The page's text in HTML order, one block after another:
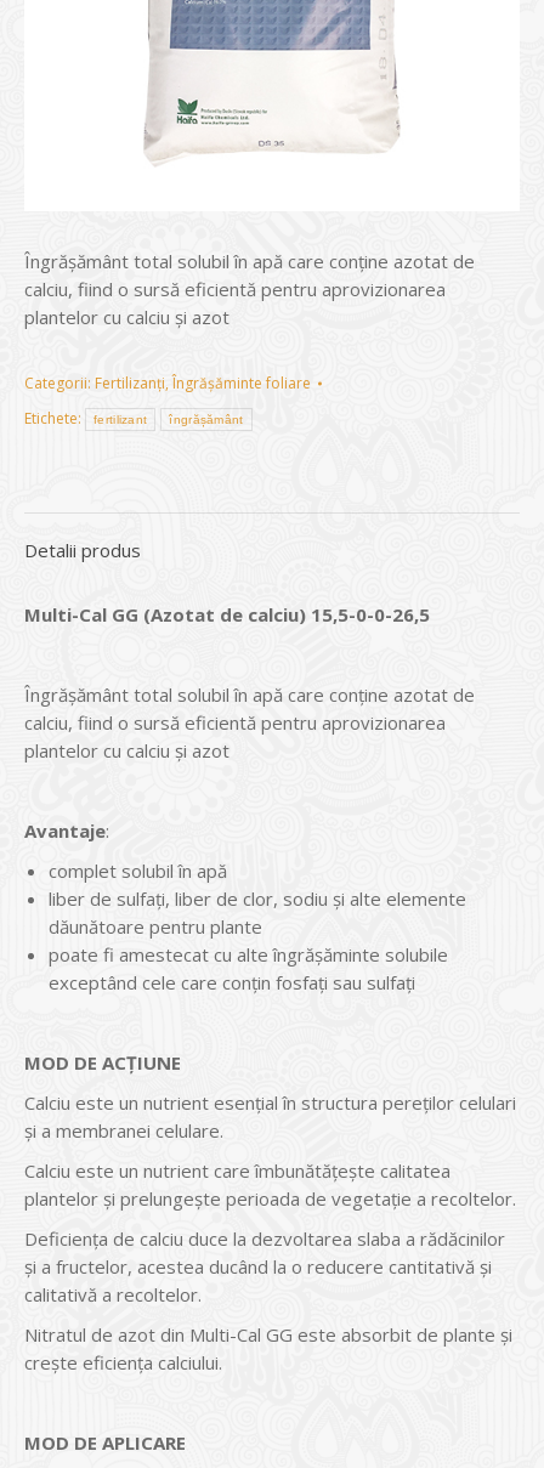
Îngrășământ total solubil în apă care conține azotat de
calciu, fiind o sursă eficientă pentru aprovizionarea
plantelor cu calciu și azot
Categorii: Fertilizanți,Îngrășăminte foliare
Etichete:
fertilizant îngrășământ
Detalii produs
Multi-Cal GG (Azotat de calciu) 15,5-0-0-26,5
Îngrășământ total solubil în apă care conține azotat de
calciu, fiind o sursă eficientă pentru aprovizionarea
plantelor cu calciu și azot
Avantaje:
complet solubil în apă
liber de sulfați, liber de clor, sodiu și alte elemente
dăunătoare pentru plante
poate fi amestecat cu alte îngrășăminte solubile
exceptând cele care conțin fosfați sau sulfați
MOD DE ACŢIUNE
Calciu este un nutrient esențial în structura pereților celulari
și a membranei celulare.
Calciu este un nutrient care îmbunătățește calitatea
plantelor și prelungește perioada de vegetație a recoltelor.
Deficiența de calciu duce la dezvoltarea slaba a rădăcinilor
și a fructelor, acestea ducând la o reducere cantitativă și
calitativă a recoltelor.
Nitratul de azot din Multi-Cal GG este absorbit de plante și
crește eficiența calciului.
MOD DE APLICARE